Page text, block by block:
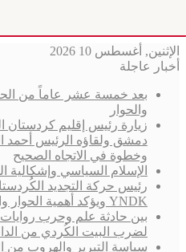
الإثنين, أغسطس 10 2026
أخبار عاجلة
بعد خمسة عشر عاماً من
والحوار
زيارة رئيس إقليم كردستان
دمشق ولقاؤه الرئيس
وخطوة في الاتجاه الصحيح
الإسلام السياسي وإشكالية
رئيس حركة التجديد
YNDK ويؤكد أهمية الحوار والوحدة الكُردستانية
بين حادثة علم وحرب
لضرب البيت الكُردي من
سياسة التبرير والهروب من